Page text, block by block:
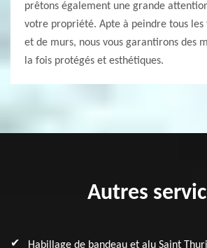
prêtons également une grande
votre propriété. Apte à peindre tous les
et de murs, nous vous garantirons des
la fois protégés et esthétiques.
Autres
Habillage de bandeau et alu Saint